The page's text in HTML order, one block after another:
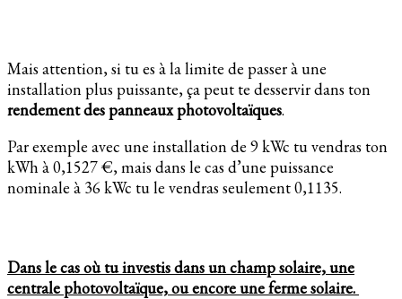
Mais attention, si tu es à la limite de passer à une
installation plus puissante, ça peut te desservir dans ton
rendement des panneaux photovoltaïques.
Par exemple avec une installation de 9 kWc tu vendras ton
kWh à 0,1527 €, mais dans le cas d’une puissance
nominale à 36 kWc tu le vendras seulement 0,1135.
Dans le cas où tu investis dans un champ solaire, une
centrale photovoltaïque, ou encore une ferme solaire.